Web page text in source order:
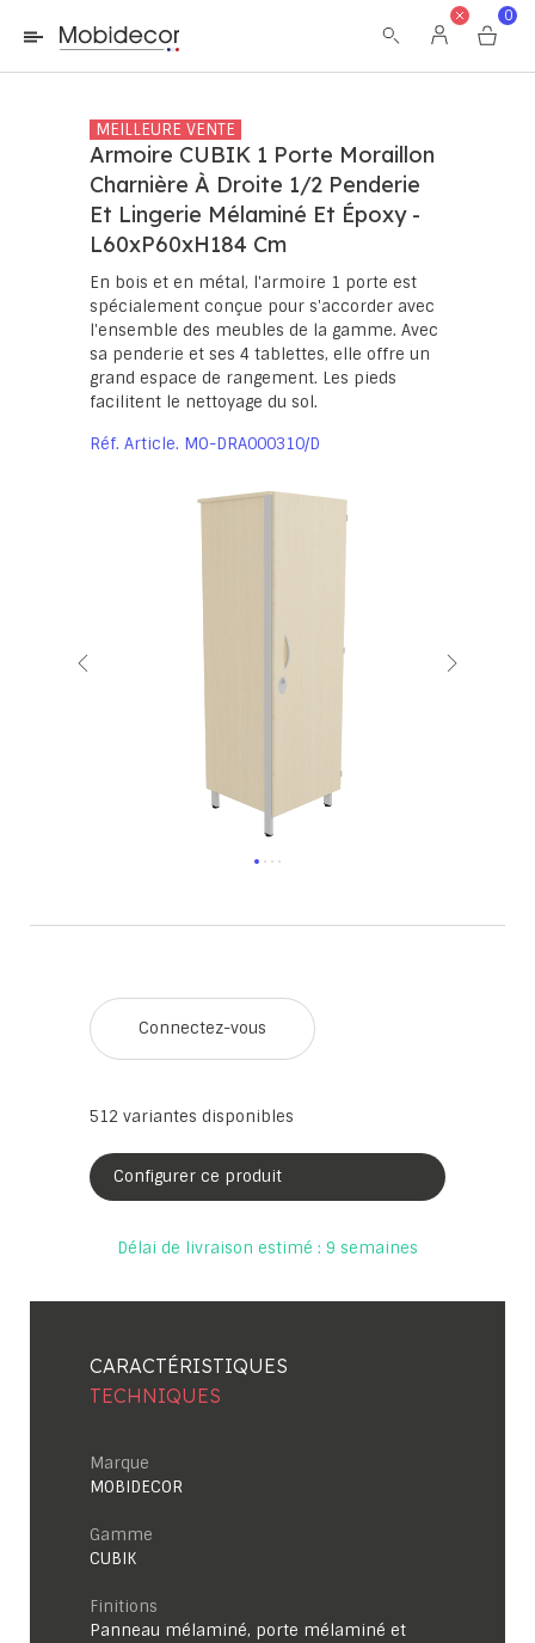
La boutique ne fonctionnera pas correctement dans le cas où
les cookies sont désactivés.
0
MEILLEURE VENTE
Armoire CUBIK 1 Porte Moraillon
Charnière À Droite 1/2 Penderie
Et Lingerie Mélaminé Et Époxy -
L60xP60xH184 Cm
En bois et en métal, l'armoire 1 porte est
spécialement conçue pour s'accorder avec
l'ensemble des meubles de la gamme. Avec
sa penderie et ses 4 tablettes, elle offre un
grand espace de rangement. Les pieds
facilitent le nettoyage du sol.
Réf. Article MO-DRA000310/D
Connectez-vous
512 variantes disponibles
Configurer ce produit
Délai de livraison estimé : 9 semaines
CARACTÉRISTIQUES
TECHNIQUES
Marque
MOBIDECOR
Gamme
CUBIK
Finitions
Panneau mélaminé, porte mélaminé et